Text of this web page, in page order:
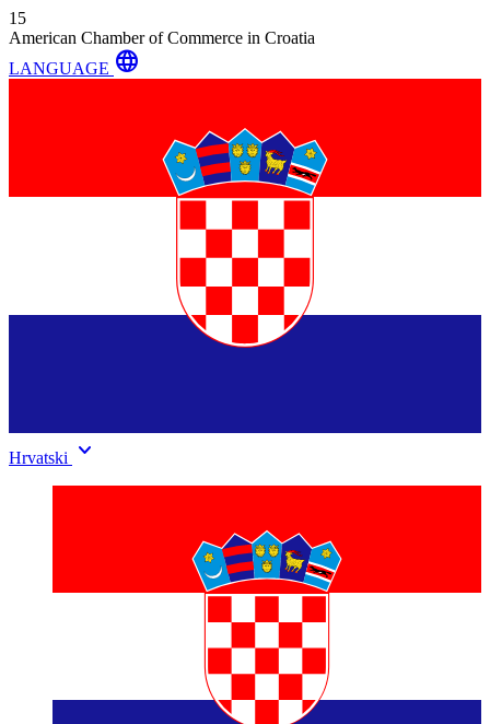
15
American Chamber of Commerce in Croatia
LANGUAGE language
Hrvatski keyboard_arrow_down